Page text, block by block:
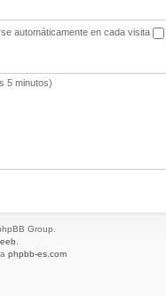
automáticamente en cada visita
5 minutos)
Group.
phpbb-es.com